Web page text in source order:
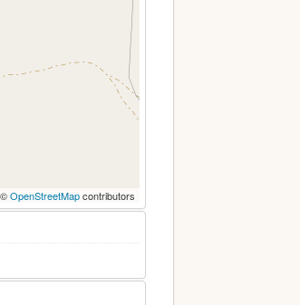
OpenStreetMapcontributors